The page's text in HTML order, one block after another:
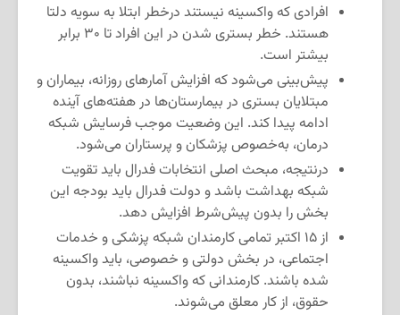
افرادی که واکسینه نیستند درخطر ابتلا به سویه دلتا
هستند. خطر بستری شدن در این افراد تا ۳۰ برابر
بیشتر است.
پیش‌بینی می‌شود که افزایش آمارهای روزانه، بیماران و
مبتلایان بستری در بیمارستان‌ها در هفته‌های آینده
ادامه پیدا کند. این وضعیت موجب فرسایش شبکه
درمان، به‌خصوص پزشکان و پرستاران می‌شود.
درنتیجه، مبحث اصلی انتخابات فدرال باید تقویت
شبکه بهداشت باشد و دولت فدرال باید بودجه این
بخش را بدون پیش‌شرط افزایش دهد.
از ۱۵ اکتبر تمامی کارمندان شبکه پزشکی و خدمات
اجتماعی، در بخش دولتی و خصوصی، باید واکسینه
شده باشند. کارمندانی که واکسینه نباشند، بدون
حقوق، از کار معلق می‌شوند.